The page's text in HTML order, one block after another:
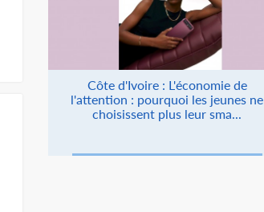
Côte d'Ivoire : L'économie de
l'attention : pourquoi les jeunes ne
choisissent plus leur sma...